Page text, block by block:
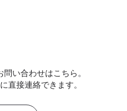
い合わせはこちら。
直接連絡できます。